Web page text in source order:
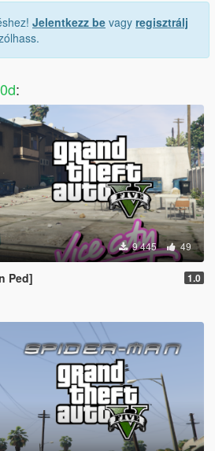
Jelentkezz be vagy regisztrálj
:
9 445 49
Ped] 1.0